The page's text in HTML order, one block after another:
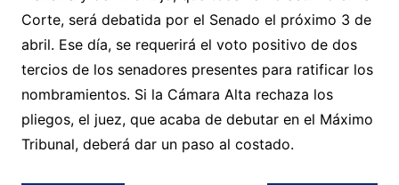
Corte, será debatida por el Senado el próximo 3 de
abril. Ese día, se requerirá el voto positivo de dos
tercios de los senadores presentes para ratificar los
nombramientos. Si la Cámara Alta rechaza los
pliegos, el juez, que acaba de debutar en el Máximo
Tribunal, deberá dar un paso al costado.